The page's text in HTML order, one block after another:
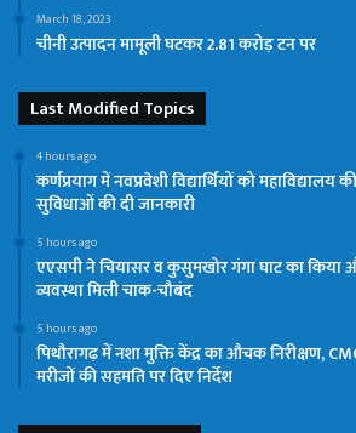
March 18, 2023
चीनी उत्पादन मामूली घटकर 2.81 करोड़ टन पर
Last Modified Topics
4 hours ago
कर्णप्रयाग में नवप्रवेशी विद्यार्थियों को
सुविधाओं की दी जानकारी
5 hours ago
एएसपी ने चियासर व कुसुमखोर गंगा घाट का किया
व्यवस्था मिली चाक-चौबंद
5 hours ago
पिथौरागढ़ में नशा मुक्ति केंद्र का औचक निरीक्षण,
मरीजों की सहमति पर दिए निर्देश